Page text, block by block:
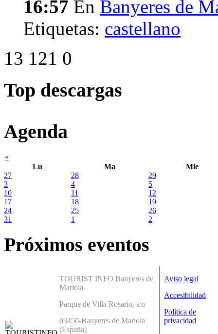
16:57 En Banyeres de
Etiquetas: castellano
13 121 0
Top descargas
Agenda
«
Lu
Ma
Mie
27
28
29
3
4
5
10
11
12
17
18
19
24
25
26
31
1 2
Próximos eventos
TOURIST INFO Banyeres de
Mariola
Parque de Villa Rosario, s/n
03450-Banyeres de Mariola
(España)
Aviso legal
Accesibilidad
Política de
privacidad